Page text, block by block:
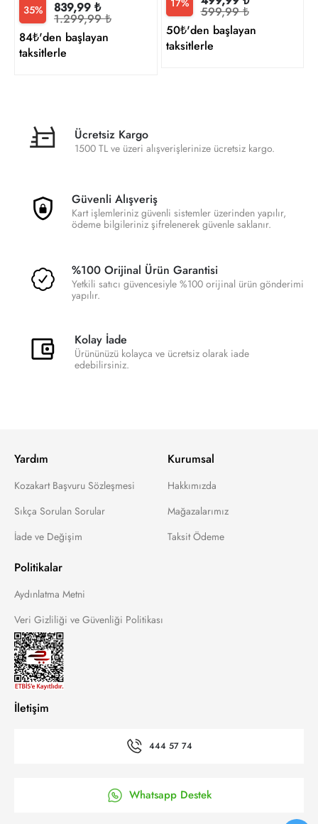
35% 839,99 ₺
1.299,99 ₺
84₺'den başlayan
taksitlerle
599,99 ₺
50₺'den başlayan
taksitlerle
Ücretsiz Kargo
1500 TL ve üzeri alışverişlerinize ücretsiz kargo.
Güvenli Alışveriş
Kart işlemleriniz güvenli sistemler üzerinden yapılır,
ödeme bilgileriniz şifrelenerek güvenle saklanır.
%100 Orijinal Ürün Garantisi
Yetkili satıcı güvencesiyle %100 orijinal ürün gönderimi
yapılır.
Kolay İade
Ürününüzü kolayca ve ücretsiz olarak iade
edebilirsiniz.
Yardım
Kozakart Başvuru Sözleşmesi
Sıkça Sorulan Sorular
İade ve Değişim
Kurumsal
Hakkımızda
Mağazalarımız
Taksit Ödeme
Politikalar
Aydınlatma Metni
Veri Gizliliği ve Güvenliği Politikası
İletişim
444 57 74
Whatsapp Destek